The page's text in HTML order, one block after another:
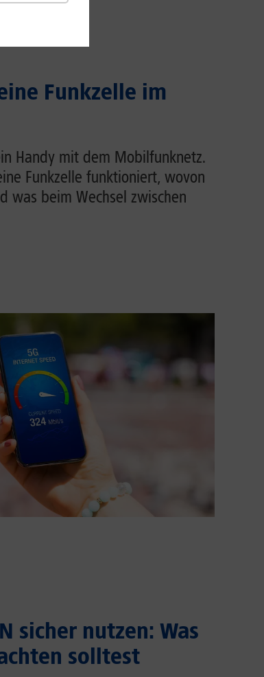
Funkzelle im
Handy mit dem Mobilfunknetz.
Funkzelle funktioniert, wovon
was beim Wechsel zwischen
sicher nutzen: Was
solltest